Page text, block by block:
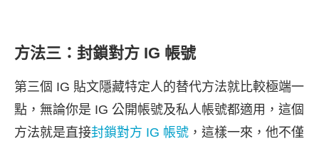
方法三：封鎖對方 IG 帳號
第三個 IG 貼文隱藏特定人的替代方法就比較極端一
點，無論你是 IG 公開帳號及私人帳號都適用，這個
方法就是直接封鎖對方 IG 帳號 ，這樣一來，他不僅